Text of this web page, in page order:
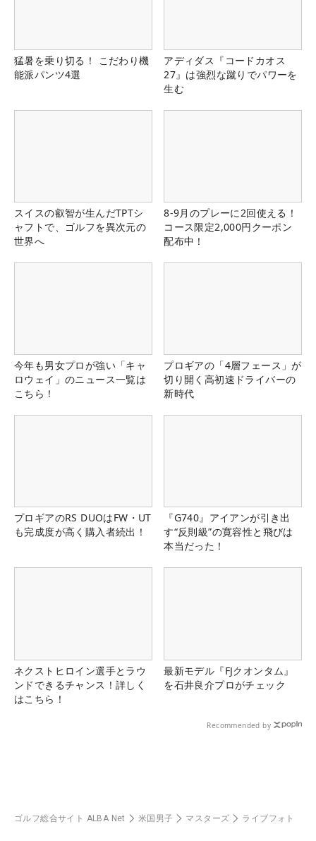
猛暑を乗り切る！ こだわり機
能派パンツ4選
アディダス『コードカオス
27』は強烈な蹴りでパワーを
生む
スイスの叡智が生んだTPTシ
ャフトで、ゴルフを異次元の
世界へ
8-9月のプレーに2回使える！
コース限定2,000円クーポン
配布中！
今年も男女プロが強い「キャ
ロウェイ」のニュース一覧は
こちら！
プロギアの「4層フェース」が
切り開く高初速ドライバーの
新時代
プロギアのRS DUOはFW・UT
も完成度が高く購入者続出！
『G740』アイアンが引き出
す“反則級”の寛容性と飛びは
本当だった！
ネクストヒロイン選手とラウ
ンドできるチャンス！詳しく
はこちら！
最新モデル『FJクオンタム』
を石井良介プロがチェック
Recommended by
ゴルフ総合サイト ALBA Net 米国男子 マスターズ ライブフォト